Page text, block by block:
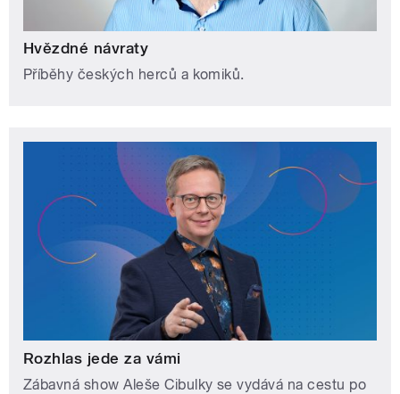
Hvězdné návraty
Příběhy českých herců a komiků.
Rozhlas jede za vámi
Zábavná show Aleše Cibulky se vydává na cestu po